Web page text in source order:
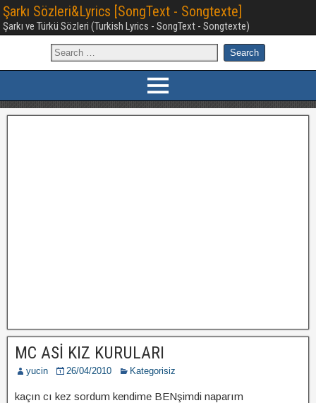
Şarkı Sözleri&Lyrics [SongText - Songtexte]
Şarkı ve Türkü Sözleri (Turkish Lyrics - SongText - Songtexte)
MC ASİ KIZ KURULARI
yucin 26/04/2010 Kategorisiz
kaçın cı kez sordum kendime BENşimdi naparım